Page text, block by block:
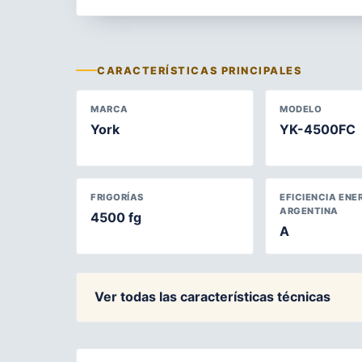
CARACTERÍSTICAS PRINCIPALES
MARCA
York
MODELO
YK-4500FC
FRIGORÍAS
4500 fg
EFICIENCIA
ARGENTINA
A
Ver todas las características técnicas